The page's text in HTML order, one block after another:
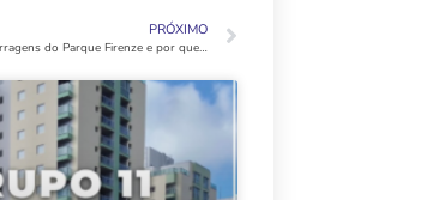
PRÓXIMO
Como funciona o sistema de barragens do Parque Firenze e por que foram criadas